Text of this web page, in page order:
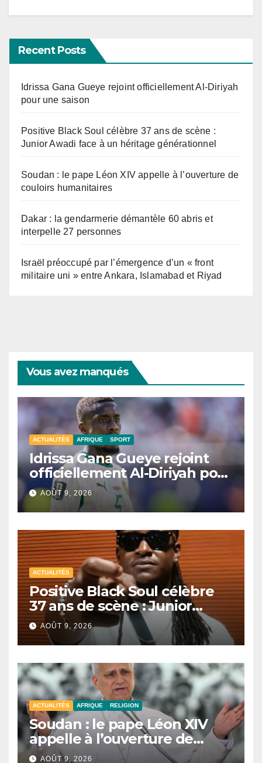
Recent Posts
Idrissa Gana Gueye rejoint officiellement Al-Diriyah
pour une saison
Positive Black Soul célèbre 37 ans de scène :
Junior Awadi face à un héritage générationnel
Soudan : le pape Léon XIV appelle à l’ouverture de
couloirs humanitaires
Dakar : la gendarmerie démantèle 60 abris et
interpelle 27 personnes
Israël préoccupé par l’émergence d’un « front
militaire uni » entre Ankara, Islamabad et Riyad
Vous avez manqués
ACTUALITÉS AFRIQUE SPORT
Idrissa Gana Gueye rejoint
officiellement Al-Diriyah pour
une saison
AOÛT 9, 2026
ACTUALITÉS
Positive Black Soul célèbre
37 ans de scène : Junior
Awadi face à un héritage
générationnel
AOÛT 9, 2026
ACTUALITÉS AFRIQUE RELIGION
Soudan : le pape Léon XIV
appelle à l’ouverture de
couloirs humanitaires
AOÛT 9, 2026